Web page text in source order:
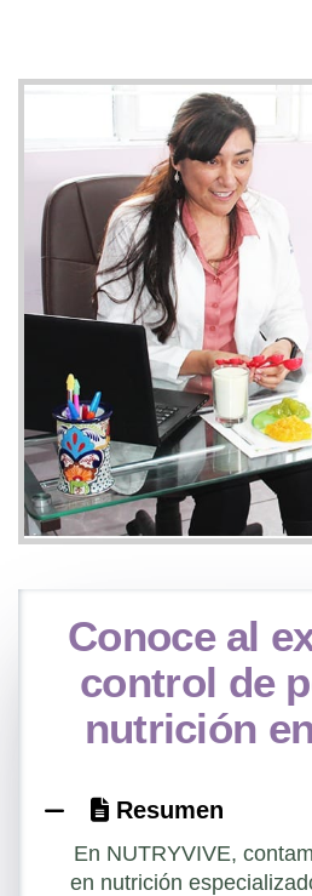
Conoce al
control de
nutrición
Resumen
En NUTRYVIVE,
en nutrición